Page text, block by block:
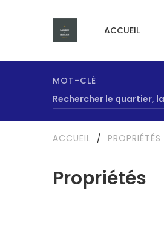
ACCUEIL
MOT-CLÉ
Propriétés
ACCUEIL / PROPRIÉTÉS